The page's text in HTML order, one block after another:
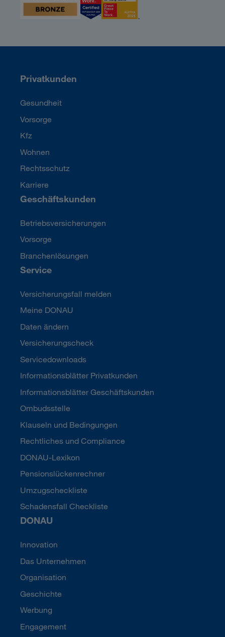
Privatkunden
Gesundheit
Vorsorge
Kfz
Wohnen
Rechtsschutz
Karriere
Geschäftskunden
Betriebsversicherungen
Vorsorge
Branchenlösungen
Service
Versicherungsfall melden
Meine DONAU
Daten ändern
Versicherungscheck
Servicedownloads
Informationsblätter Privatkunden
Informationsblätter Geschäftskunden
Ombudsstelle
Klauseln und Bedingungen
Rechtliches und Compliance
DONAU-Lexikon
Pensionslückenrechner
Umzugscheckliste
Schadensfall Checkliste
DONAU
Innovation
Das Unternehmen
Organisation
Geschichte
Werbung
Engagement